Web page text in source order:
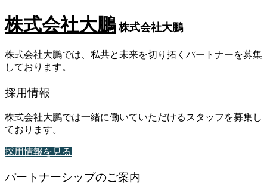
株式会社大鵬 株式会社大鵬
株式会社大鵬では、私共と未来を切り拓くパートナーを募集
しております。
採用情報
株式会社大鵬では一緒に働いていただけるスタッフを募集し
ております。
採用情報を見る
パートナーシップのご案内